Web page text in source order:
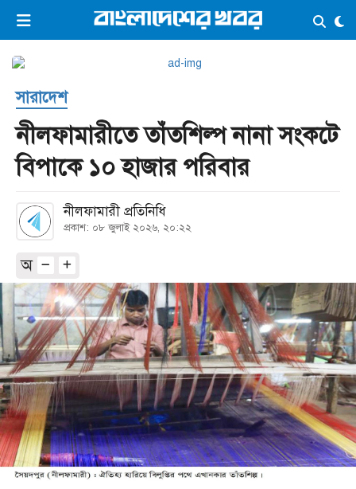
ভিডিও ই-পেপার লগইন ×
প্রচ্ছদ
সর্বশেষ
সব বিভাগ
আর্কাইভ
কনভার্টার
সারাদেশ
নীলফামারীতে তাঁতশিল্প নানা সংকটে
বিপাকে ১০ হাজার পরিবার
নীলফামারী প্রতিনিধি
প্রকাশ: ০৮ জুলাই ২০২৬, ২০:২২
অ